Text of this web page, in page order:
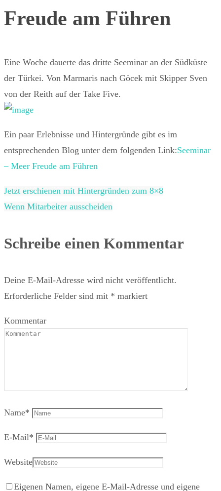
Freude am Führen
Eine Woche dauerte das dritte Seeminar an der Südküste
der Türkei. Von Marmaris nach Göcek mit Skipper Sven
von der Reith auf der Take Five.
Ein paar Erlebnisse und Hintergründe gibt es im
entsprechenden Blog unter dem folgenden Link:Seeminar
– Meer Freude am Führen
Jetzt erschienen mit Hintergründen zum 8×8
Wenn Mitarbeiter ausscheiden
Schreibe einen Kommentar
Deine E-Mail-Adresse wird nicht veröffentlicht.
Erforderliche Felder sind mit * markiert
Kommentar
Name*
E-Mail*
Website
Eigenen Namen, eigene E-Mail-Adresse und eigene